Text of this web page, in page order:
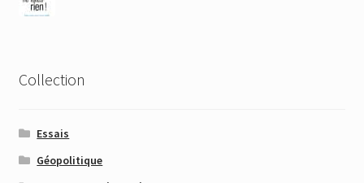
Collection
Essais
Géopolitique